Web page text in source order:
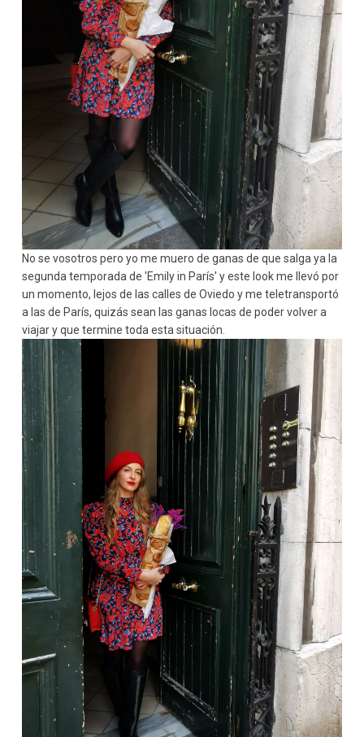
No se vosotros pero yo me muero de ganas de que salga ya la
segunda temporada de 'Emily in París' y este look me llevó por
un momento, lejos de las calles de Oviedo y me teletransportó
a las de París, quizás sean las ganas locas de poder volver a
viajar y que termine toda esta situación.